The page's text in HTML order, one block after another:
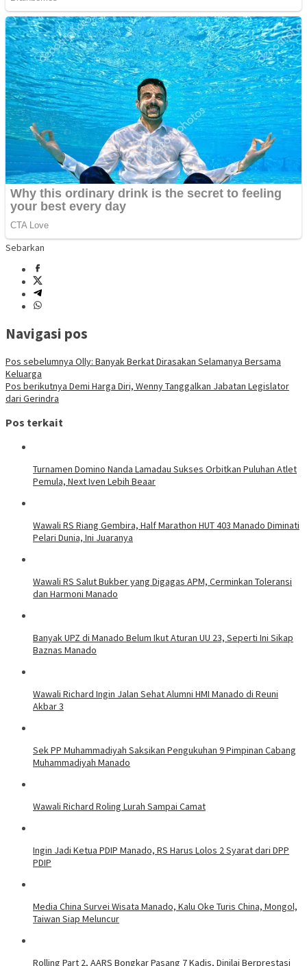
Sebarkan
Navigasi pos
Pos sebelumnya Olly: Banyak Berkat Dirasakan Selamanya Bersama
Keluarga
Pos berikutnya Demi Harga Diri, Wenny Tanggalkan Jabatan Legislator
dari Gerindra
Pos terkait
Turnamen Domino Nanda Lamadau Sukses Orbitkan Puluhan Atlet
Pemula, Next Iven Lebih Beaar
Wawali RS Riang Gembira, Half Marathon HUT 403 Manado Diminati
Pelari Dunia, Ini Juaranya
Wawali RS Salut Bukber yang Digagas APM, Cerminkan Toleransi
dan Harmoni Manado
Banyak UPZ di Manado Belum Ikut Aturan UU 23, Seperti Ini Sikap
Baznas Manado
Wawali Richard Ingin Jalan Sehat Alumni HMI Manado di Reuni
Akbar 3
Sek PP Muhammadiyah Saksikan Pengukuhan 9 Pimpinan Cabang
Muhammadiyah Manado
Wawali Richard Roling Lurah Sampai Camat
Ingin Jadi Ketua PDIP Manado, RS Harus Lolos 2 Syarat dari DPP
PDIP
Media China Survei Wisata Manado, Kalu Oke Turis China, Mongol,
Taiwan Siap Meluncur
Rolling Part 2, AARS Bongkar Pasang 7 Kadis, Dinilai Berprestasi